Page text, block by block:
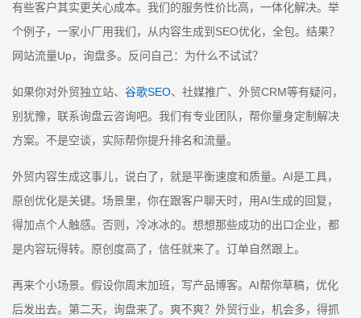
有些客户其实更关心成本。我们的服务性价比高，一体化解决。举
个例子，一家小厂用我们，从内容生成到SEO优化，全包。结果？
网站流量Up，询盘多。反问自己：为什么不试试？
如果你对外贸独立站、 谷歌SEO、社媒推广、外贸CRM等有疑问，
别犹豫，联系询盘云咨询吧。我们有专业团队，帮你量身定制解决
方案。不是空谈，实际帮你提升排名和流量。
外贸内容生成这事儿，说白了，就是平衡速度和质量。AI是工具，
原创优化是关键。场景里，你在跟客户聊天时，用AI生成的回复，
得加点个人触感。否则，冷冰冰的。想想那些成功的出口企业，都
是内容玩得转。原创度高了，信任就来了。订单自然跟上。
再来个小场景。假设你周末加班，写产品博客。AI帮你草稿，优化
后发出去。第二天，询盘来了。爽不爽？外贸行业，机会多，得抓